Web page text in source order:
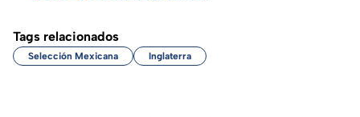
Tags relacionados
Selección Mexicana Inglaterra